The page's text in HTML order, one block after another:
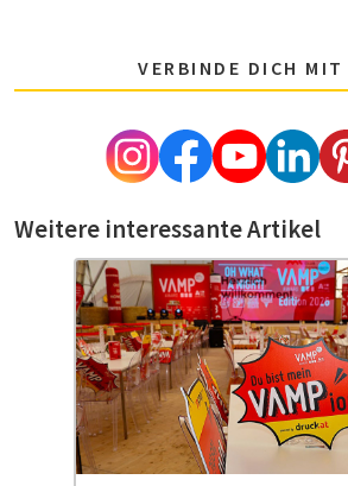
VERBINDE DICH MIT
Weitere interessante Artikel